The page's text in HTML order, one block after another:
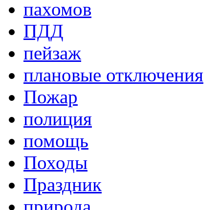
пахомов
ПДД
пейзаж
плановые отключения
Пожар
полиция
помощь
Походы
Праздник